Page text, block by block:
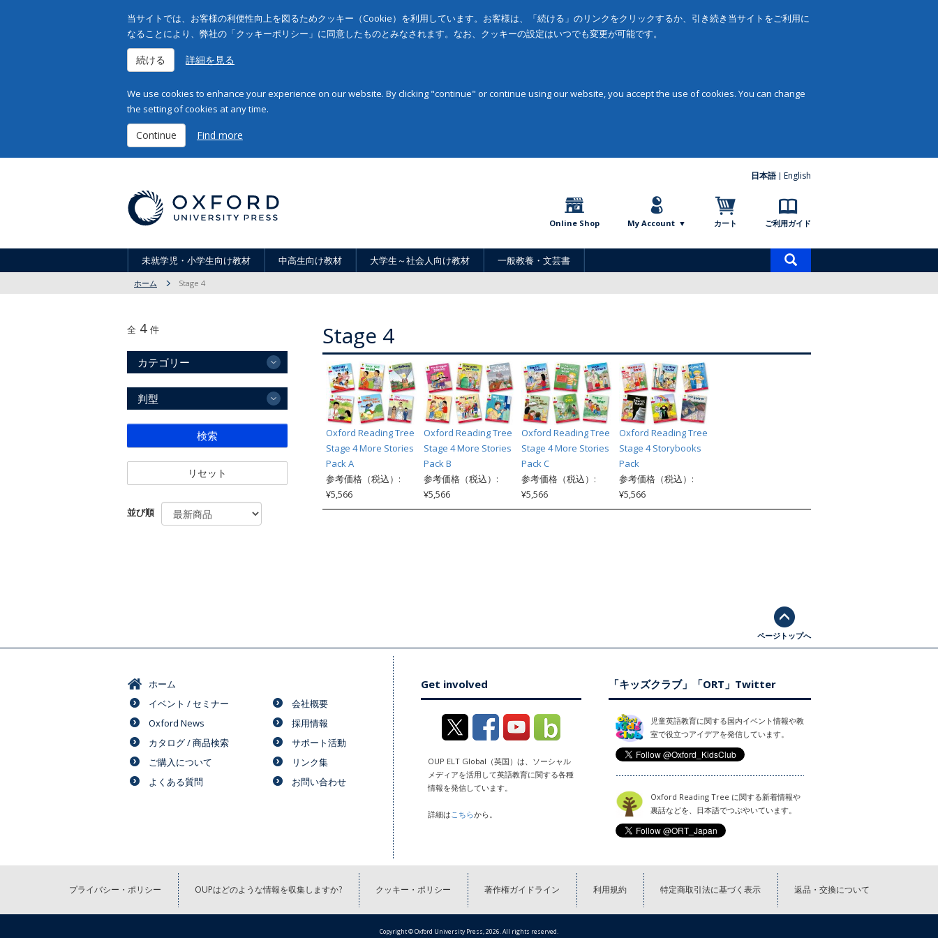
当サイトでは、お客様の利便性向上を図るためクッキー（Cookie）を利用しています。お客様は、「続ける」のリンクをクリックするか、引き続き当サイトをご利用に
なることにより、弊社の「クッキーポリシー」に同意したものとみなされます。なお、クッキーの設定はいつでも変更が可能です。
続ける 詳細を見る
We use cookies to enhance your experience on our website. By clicking "continue" or continue using our website, you accept the use of cookies. You can change
the setting of cookies at any time.
Continue Find more
日本語 English
Online Shop My Account カート ご利用ガイド
未就学児・小学生向け教材 中高生向け教材 大学生～社会人向け教材 一般教養・文芸書
ホーム Stage 4
Stage 4
Oxford Reading Tree
Stage 4 More Stories
Pack A
参考価格（税込）:
¥5,566
Oxford Reading Tree
Stage 4 More Stories
Pack B
参考価格（税込）:
¥5,566
Oxford Reading Tree
Stage 4 More Stories
Pack C
参考価格（税込）:
¥5,566
Oxford Reading Tree
Stage 4 Storybooks
Pack
参考価格（税込）:
¥5,566
全 4 件
カテゴリー
判型
検索
リセット
並び順
ページトップへ
ホーム
イベント / セミナー
Oxford News
カタログ / 商品検索
ご購入について
よくある質問
会社概要
採用情報
サポート活動
リンク集
お問い合わせ
Get involved
OUP ELT Global（英国）は、ソーシャル
メディアを活用して英語教育に関する各種
情報を発信しています。
詳細はこちらから。
「キッズクラブ」「ORT」Twitter
児童英語教育に関する国内イベント情報や教
室で役立つアイデアを発信しています。
Oxford Reading Tree に関する新着情報や
裏話などを、日本語でつぶやいています。
プライバシー・ポリシー OUPはどのような情報を収集しますか? クッキー・ポリシー 著作権ガイドライン 利用規約 特定商取引法に基づく表示 返品・交換について
Copyright © Oxford University Press, 2026. All rights reserved.